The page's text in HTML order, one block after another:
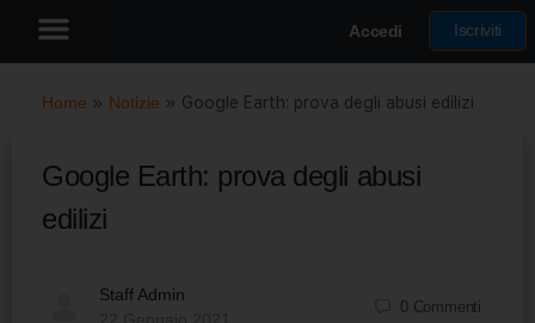
Accedi Iscriviti
Home » Notizie » Google Earth: prova degli abusi edilizi
Google Earth: prova degli abusi
edilizi
Staff Admin
0 Commenti